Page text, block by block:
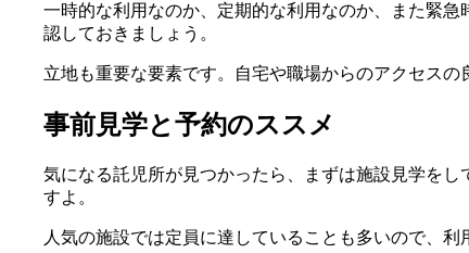
一時的な利用なのか、定期的な利用なのか、また緊
認しておきましょう。
立地も重要な要素です。自宅や職場からのアクセス
事前見学と予約のススメ
気になる託児所が見つかったら、まずは施設見学を
すよ。
人気の施設では定員に達していることも多いので、